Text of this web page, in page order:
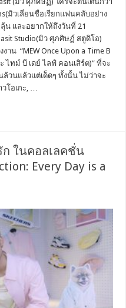
มิวเลี่ยนชื่อเรียกแฟนคลับอย่าง
น และอยากให้ถึงวันที่ 21
Studio(มิว ศุภศิษฏ์ สตูดิโอ)
น “MEW Once Upon a Time B
ไทม์ บี เดย์ ไลฟ์ คอนเสิร์ต)” ที่จะ
วนแล้วแต่เด็ดๆ ทั้งนั้น ไม่ว่าจะ
โอเกะ, …
ในคอลเลคชั่น
Every Day is a